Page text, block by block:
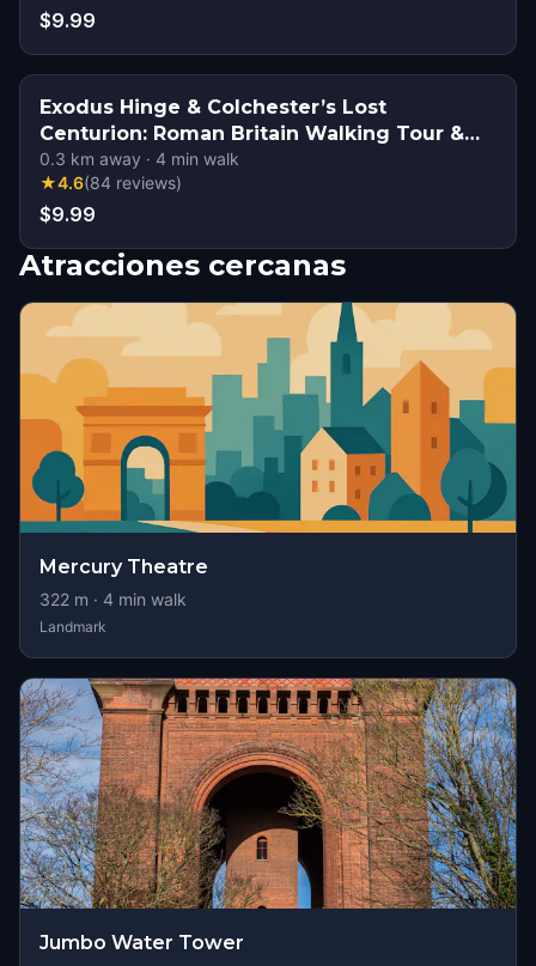
$9.99
Exodus Hinge & Colchester’s Lost
Centurion: Roman Britain Walking Tour &
Escape Game
0.3 km away · 4 min walk
★4.6(84 reviews)
$9.99
Atracciones cercanas
Mercury Theatre
322 m · 4 min walk
Landmark
Jumbo Water Tower